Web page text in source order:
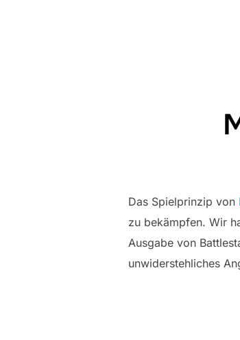
Das Spielprinzip von
zu bekämpfen. Wir
Ausgabe von
unwiderstehliches